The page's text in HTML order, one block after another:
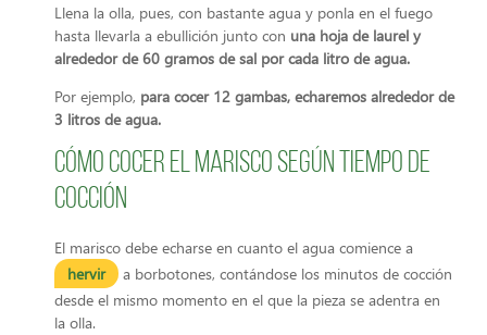
Llena la olla, pues, con bastante agua y ponla en el fuego
hasta llevarla a ebullición junto con una hoja de laurel y
alrededor de 60 gramos de sal por cada litro de agua.
Por ejemplo, para cocer 12 gambas, echaremos alrededor de
3 litros de agua.
Cómo cocer el marisco según tiempo de
cocción
El marisco debe echarse en cuanto el agua comience a
hervir
a borbotones, contándose los minutos de cocción
desde el mismo momento en el que la pieza se adentra en
la olla.